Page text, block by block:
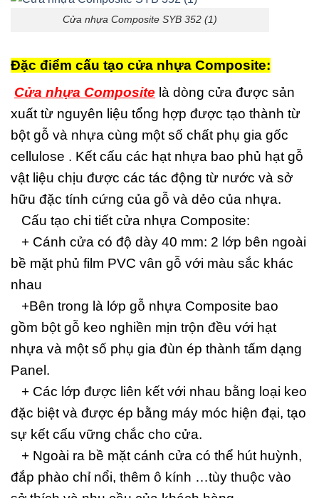
Cửa nhựa Composite SYB 352 (1)
Đặc điểm cấu tạo cửa nhựa Composite:
Cửa nhựa Composite là dòng cửa được sản
xuất từ nguyên liệu tổng hợp được tạo thành từ
bột gỗ và nhựa cùng một số chất phụ gia gốc
cellulose . Kết cấu các hạt nhựa bao phủ hạt gỗ
vật liệu chịu được các tác động từ nước và sở
hữu đặc tính cứng của gỗ và dẻo của nhựa.
Cấu tạo chi tiết cửa nhựa Composite:
+ Cánh cửa có độ dày 40 mm: 2 lớp bên ngoài
bề mặt phủ film PVC vân gỗ với màu sắc khác
nhau
+Bên trong là lớp gỗ nhựa Composite bao
gồm bột gỗ keo nghiền mịn trộn đều với hạt
nhựa và một số phụ gia đùn ép thành tấm dạng
Panel.
+ Các lớp được liên kết với nhau bằng loại keo
đặc biệt và được ép bằng máy móc hiện đại, tạo
sự kết cấu vững chắc cho cửa.
+ Ngoài ra bề mặt cánh cửa có thể hút huỳnh,
đắp phào chỉ nổi, thêm ô kính …tùy thuộc vào